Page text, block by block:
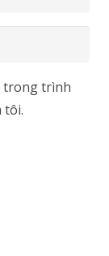
trong trình
tôi.